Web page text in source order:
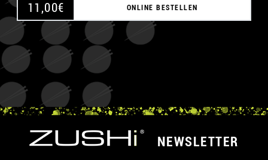
11,00€ ONLINE BESTELLEN
NEWSLETTER